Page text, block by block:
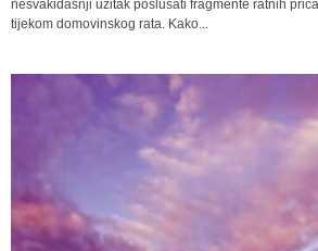
nesvakidašnji užitak poslušati fragmente ratnih
tijekom domovinskog rata. Kako...